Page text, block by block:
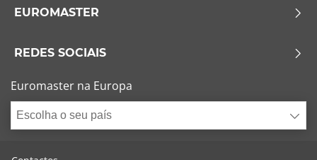
EUROMASTER
REDES SOCIAIS
Euromaster na Europa
Escolha o seu país